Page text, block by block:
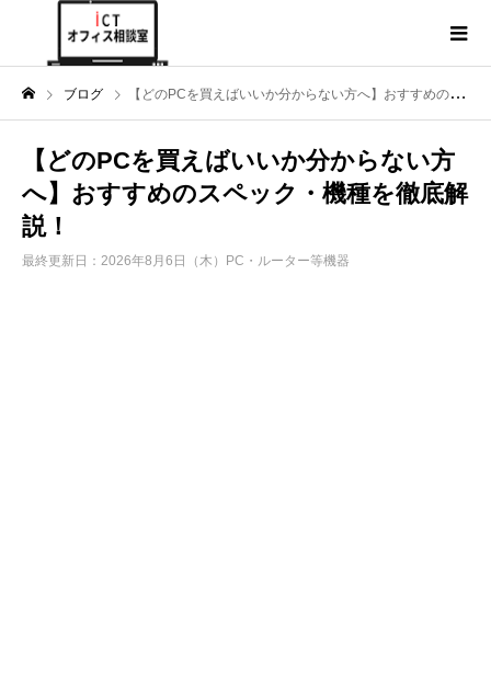
ブログ 【どのPCを買えばいいか分からない方へ】おすすめのスペック・機種を徹底解説！
【どのPCを買えばいいか分からない方
へ】おすすめのスペック・機種を徹底解
説！
最終更新日：2026年8月6日（木） PC・ルーター等機器